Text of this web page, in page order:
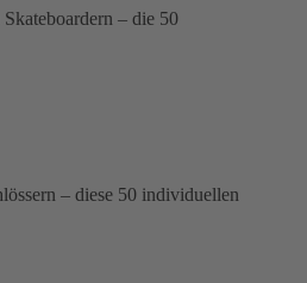
– die 50
– diese 50 individuellen